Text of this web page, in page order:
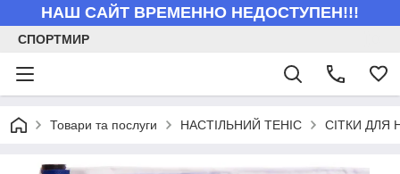
НАШ САЙТ ВРЕМЕННО НЕДОСТУПЕН!!!
СПОРТМИР
Товари та послуги НАСТІЛЬНИЙ ТЕНІС СІТКИ ДЛЯ